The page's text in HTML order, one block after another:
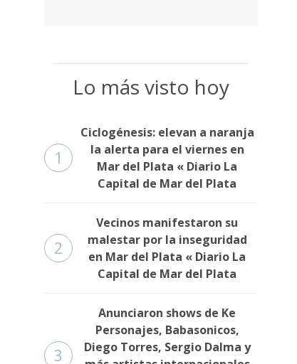
Lo más visto hoy
1
Ciclogénesis: elevan a naranja
la alerta para el viernes en
Mar del Plata « Diario La
Capital de Mar del Plata
2
Vecinos manifestaron su
malestar por la inseguridad
en Mar del Plata « Diario La
Capital de Mar del Plata
3
Anunciaron shows de Ke
Personajes, Babasonicos,
Diego Torres, Sergio Dalma y